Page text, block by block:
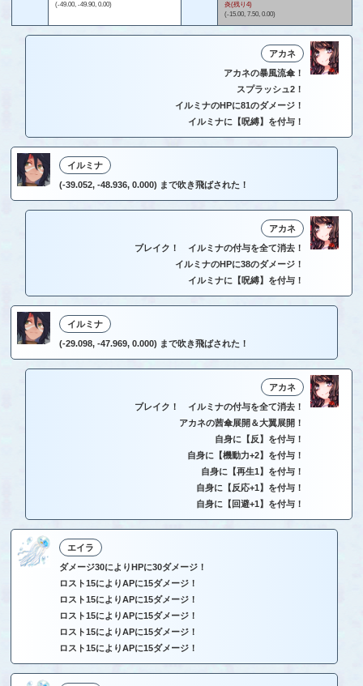
(-49.00, -49.90, 0.00)
炎(残り4)
(-15.00, 7.50, 0.00)
アカネ
アカネの暴風流傘！
スプラッシュ2！
イルミナのHPに81のダメージ！
イルミナに【呪縛】を付与！
イルミナ
(-39.052, -48.936, 0.000) まで吹き飛ばされた！
アカネ
ブレイク！ イルミナの付与を全て消去！
イルミナのHPに38のダメージ！
イルミナに【呪縛】を付与！
イルミナ
(-29.098, -47.969, 0.000) まで吹き飛ばされた！
アカネ
ブレイク！ イルミナの付与を全て消去！
アカネの茜傘展開＆大翼展開！
自身に【反】を付与！
自身に【機動力+2】を付与！
自身に【再生1】を付与！
自身に【反応+1】を付与！
自身に【回避+1】を付与！
エイラ
ダメージ30によりHPに30ダメージ！
ロスト15によりAPに15ダメージ！
ロスト15によりAPに15ダメージ！
ロスト15によりAPに15ダメージ！
ロスト15によりAPに15ダメージ！
ロスト15によりAPに15ダメージ！